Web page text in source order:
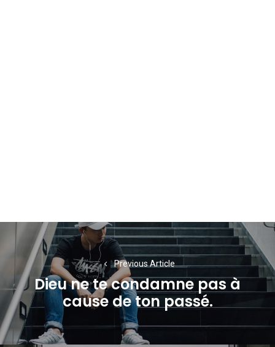
Navigation
de
l’article
Previous Article
Previous
post:
Dieu ne te condamne pas à
cause de ton passé.